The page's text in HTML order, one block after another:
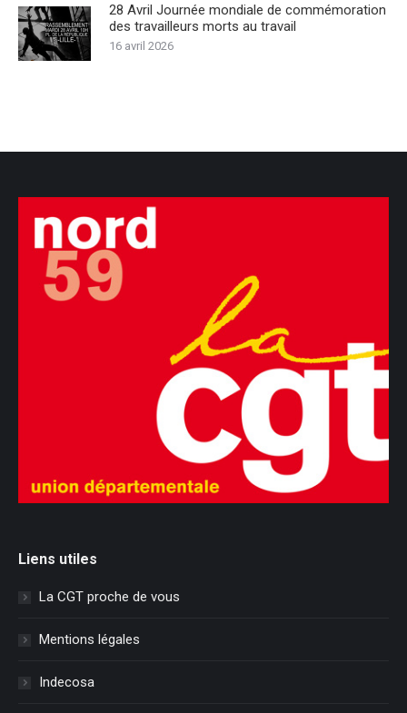
28 Avril Journée mondiale de commémoration
des travailleurs morts au travail
16 avril 2026
Liens utiles
La CGT proche de vous
Mentions légales
Indecosa